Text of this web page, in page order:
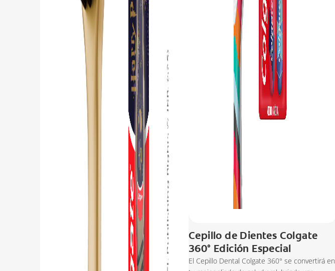
Cepillo de Dientes Colgate
360° Edición Especial
El Cepillo Dental Colgate 360° se convertirá en